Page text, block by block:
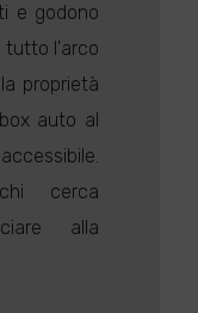
e godono
tutto l'arco
proprietà
auto al
cerca
alla